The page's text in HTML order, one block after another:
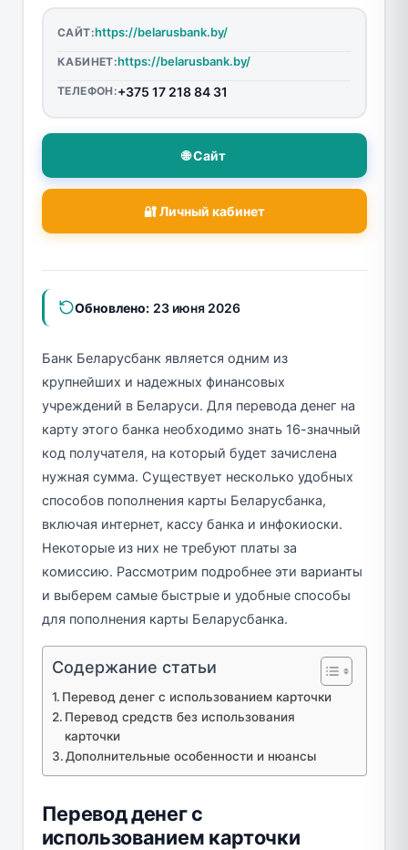
САЙТ:https://belarusbank.by/
КАБИНЕТ:https://belarusbank.by/
ТЕЛЕФОН:+375 17 218 84 31
🌐 Сайт
🔐 Личный кабинет
Обновлено: 23 июня 2026
Банк Беларусбанк является одним из
крупнейших и надежных финансовых
учреждений в Беларуси. Для перевода денег на
карту этого банка необходимо знать 16-значный
код получателя, на который будет зачислена
нужная сумма. Существует несколько удобных
способов пополнения карты Беларусбанка,
включая интернет, кассу банка и инфокиоски.
Некоторые из них не требуют платы за
комиссию. Рассмотрим подробнее эти варианты
и выберем самые быстрые и удобные способы
для пополнения карты Беларусбанка.
Содержание статьи
Перевод денег с использованием карточки
Перевод средств без использования
карточки
Дополнительные особенности и нюансы
Перевод денег с
использованием карточки